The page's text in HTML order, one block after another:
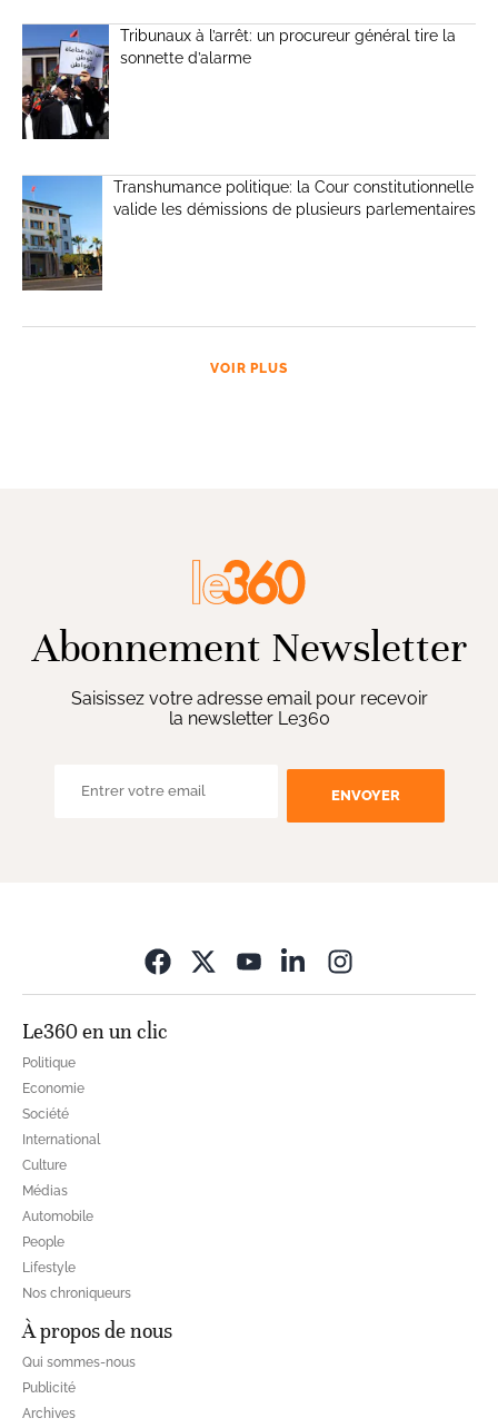
Tribunaux à l’arrêt: un procureur général tire la
sonnette d’alarme
Transhumance politique: la Cour constitutionnelle
valide les démissions de plusieurs parlementaires
VOIR PLUS
Abonnement Newsletter
Saisissez votre adresse email pour recevoir
la newsletter Le360
ENVOYER
Le360 en un clic
Politique
Economie
Société
International
Culture
Médias
Automobile
People
Lifestyle
Nos chroniqueurs
À propos de nous
Qui sommes-nous
Publicité
Archives